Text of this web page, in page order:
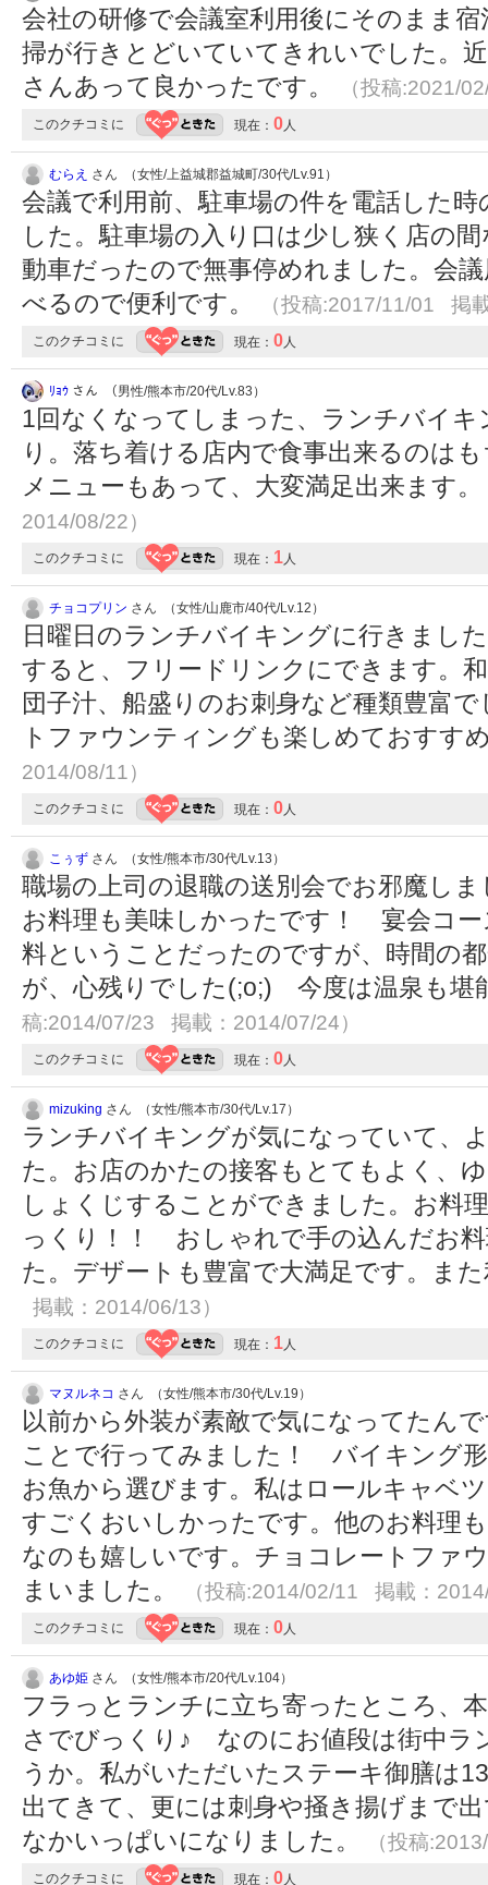
会社の研修で会議室利用後にそのまま
掃が行きとどいていてきれいでした。
さんあって良かったです。
（投稿:2021/
このクチコミに 現在： 0 人
むらえ さん （女性/上益城郡益城町/30代/Lv.91）
会議で利用前、駐車場の件を電話した
した。駐車場の入り口は少し狭く店の
動車だったので無事停めれました。会
べるので便利です。
（投稿:2017/11/01 掲
このクチコミに 現在： 0 人
ﾘｮｳ さん （男性/熊本市/20代/Lv.83）
1回なくなってしまった、ランチバイ
り。落ち着ける店内で食事出来るのは
メニューもあって、大変満足出来ます。
2014/08/22）
このクチコミに 現在： 1 人
チョコプリン さん （女性/山鹿市/40代/Lv.12）
日曜日のランチバイキングに行きまし
すると、フリードリンクにできます。
団子汁、船盛りのお刺身など種類豊富
トファウンティングも楽しめておすす
2014/08/11）
このクチコミに 現在： 0 人
こぅず さん （女性/熊本市/30代/Lv.13）
職場の上司の退職の送別会でお邪魔し
お料理も美味しかったです！ 宴会コー
料ということだったのですが、時間の
が、心残りでした(;o;) 今度は温泉も堪
稿:2014/07/23 掲載：2014/07/24）
このクチコミに 現在： 0 人
mizuking さん （女性/熊本市/30代/Lv.17）
ランチバイキングが気になっていて、
た。お店のかたの接客もとてもよく、
しょくじすることができました。お料
っくり！！ おしゃれで手の込んだお
た。デザートも豊富で大満足です。ま
掲載：2014/06/13）
このクチコミに 現在： 1 人
マヌルネコ さん （女性/熊本市/30代/Lv.19）
以前から外装が素敵で気になってたん
ことで行ってみました！ バイキング
お魚から選びます。私はロールキャベ
すごくおいしかったです。他のお料理
なのも嬉しいです。チョコレートファ
まいました。
（投稿:2014/02/11 掲載：
このクチコミに 現在： 0 人
あゆ姫 さん （女性/熊本市/20代/Lv.104）
フラっとランチに立ち寄ったところ、
さでびっくり♪ なのにお値段は街中ラ
うか。私がいただいたステーキ御膳は
出てきて、更には刺身や掻き揚げまで
なかいっぱいになりました。
（投稿
このクチコミに 現在： 0 人